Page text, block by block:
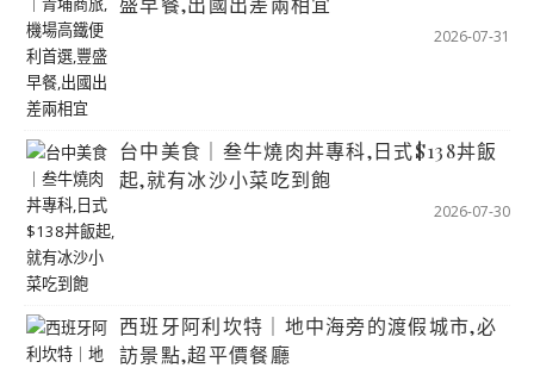
2026-07-31
台中美食｜叁牛燒肉丼專科,日式$138丼飯
起,就有冰沙小菜吃到飽
2026-07-30
西班牙阿利坎特｜地中海旁的渡假城市,必
訪景點,超平價餐廳